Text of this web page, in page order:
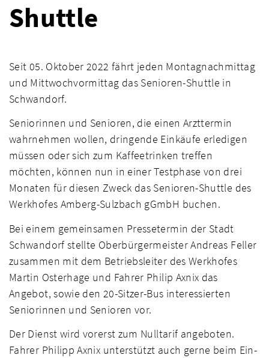
Shuttle
Seit 05. Oktober 2022 fährt jeden Montagnachmittag
und Mittwochvormittag das Senioren-Shuttle in
Schwandorf.
Seniorinnen und Senioren, die einen Arzttermin
wahrnehmen wollen, dringende Einkäufe erledigen
müssen oder sich zum Kaffeetrinken treffen
möchten, können nun in einer Testphase von drei
Monaten für diesen Zweck das Senioren-Shuttle des
Werkhofes Amberg-Sulzbach gGmbH buchen.
Bei einem gemeinsamen Pressetermin der Stadt
Schwandorf stellte Oberbürgermeister Andreas Feller
zusammen mit dem Betriebsleiter des Werkhofes
Martin Osterhage und Fahrer Philip Axnix das
Angebot, sowie den 20-Sitzer-Bus interessierten
Seniorinnen und Senioren vor.
Der Dienst wird vorerst zum Nulltarif angeboten.
Fahrer Philipp Axnix unterstützt auch gerne beim Ein-